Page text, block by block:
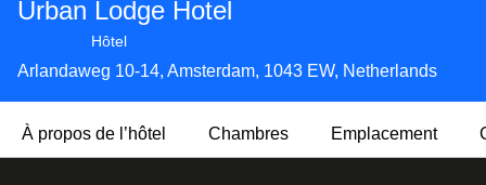
Urban Lodge Hotel
Hôtel 4 étoiles
Hôtel
Arlandaweg 10-14, Amsterdam, 1043 EW, Netherlands
À propos de l’hôtel Chambres Emplacement